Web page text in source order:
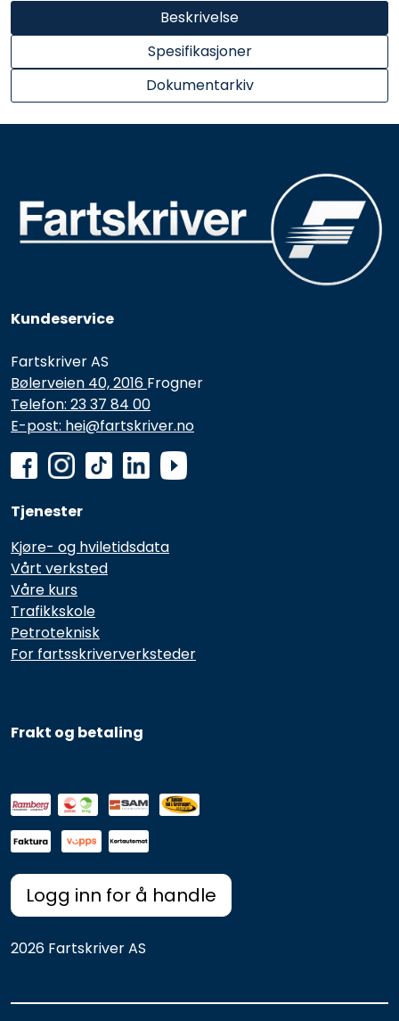
Beskrivelse
Spesifikasjoner
Dokumentarkiv
Logg inn for å handle
2026 Fartskriver AS
Frakt og betaling
Kundeservice
Fartskriver AS
Bølerveien 40, 2016 Frogner
Telefon: 23 37 84 00
E-post: hei@fartskriver.no
Tjenester
Kjøre- og hviletidsdata
Vårt verksted
Våre kurs
Trafikkskole
Petroteknisk
For fartsskriververksteder